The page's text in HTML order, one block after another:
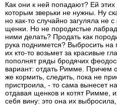
Как они к ней попадают? Ей
которым зверьки не нужны. Ну
но как-то случайно загуляла не
щенки. Но не породистые
ними делать? Продать как
рука поднимется? Выбросить на
их кто-то возьмет за красивые
пополнят ряды бродячих
вариант: отдать Римме. Причем
же кормить, следить, пока не
пристроила, - то сама вынесет
отдавая щенков и котят Римме,
себя вину: это она их